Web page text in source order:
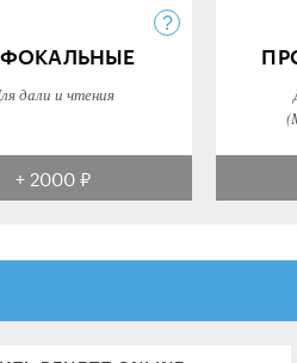
дали и чтения
+ 2000 ₽